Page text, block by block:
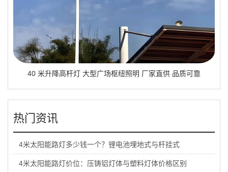
40 米升降高杆灯 大型广场枢纽照明 厂家直供 品质可靠
热门资讯
4米太阳能路灯多少钱一个？锂电池埋地式与杆挂式
4米太阳能路灯价位：压铸铝灯体与塑料灯体价格区别